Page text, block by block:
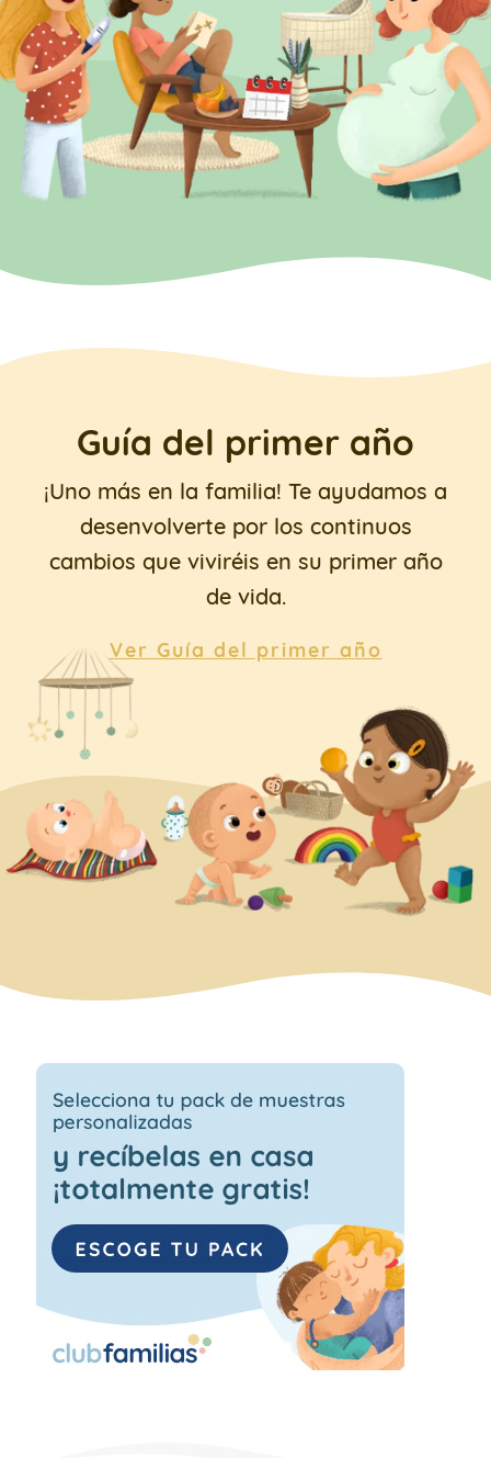
Guía del primer año
¡Uno más en la familia! Te ayudamos a
desenvolverte por los continuos
cambios que viviréis en su primer año
de vida.
Ver Guía del primer año